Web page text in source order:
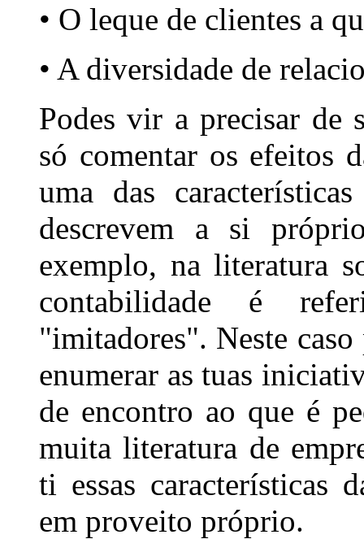
• O leque de clientes a
• A diversidade de
Podes vir a precisar de
só comentar os efeitos
uma das
descrevem a si
exemplo, na literatura
contabilidade é
"imitadores". Neste caso
enumerar as tuas
de encontro ao que é
muita literatura de
ti essas características
em proveito próprio.